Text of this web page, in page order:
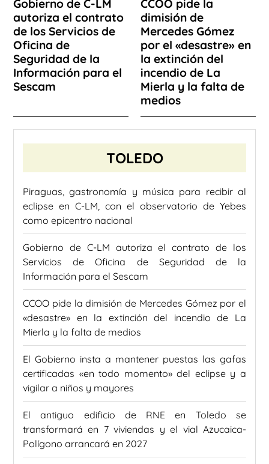
Gobierno de C-LM
autoriza el contrato
de los Servicios de
Oficina de
Seguridad de la
Información para el
Sescam
CCOO pide la
dimisión de
Mercedes Gómez
por el «desastre» en
la extinción del
incendio de La
Mierla y la falta de
medios
TOLEDO
Piraguas, gastronomía y música para recibir al
eclipse en C-LM, con el observatorio de Yebes
como epicentro nacional
Gobierno de C-LM autoriza el contrato de los
Servicios de Oficina de Seguridad de la
Información para el Sescam
CCOO pide la dimisión de Mercedes Gómez por el
«desastre» en la extinción del incendio de La
Mierla y la falta de medios
El Gobierno insta a mantener puestas las gafas
certificadas «en todo momento» del eclipse y a
vigilar a niños y mayores
El antiguo edificio de RNE en Toledo se
transformará en 7 viviendas y el vial Azucaica-
Polígono arrancará en 2027